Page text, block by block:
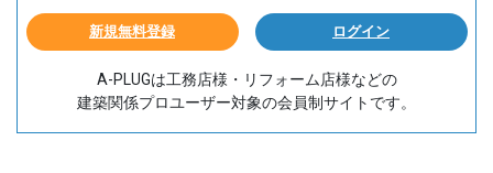
新規無料登録 ログイン
A-PLUGは工務店様・リフォーム店様などの
建築関係プロユーザー対象の会員制サイトです。